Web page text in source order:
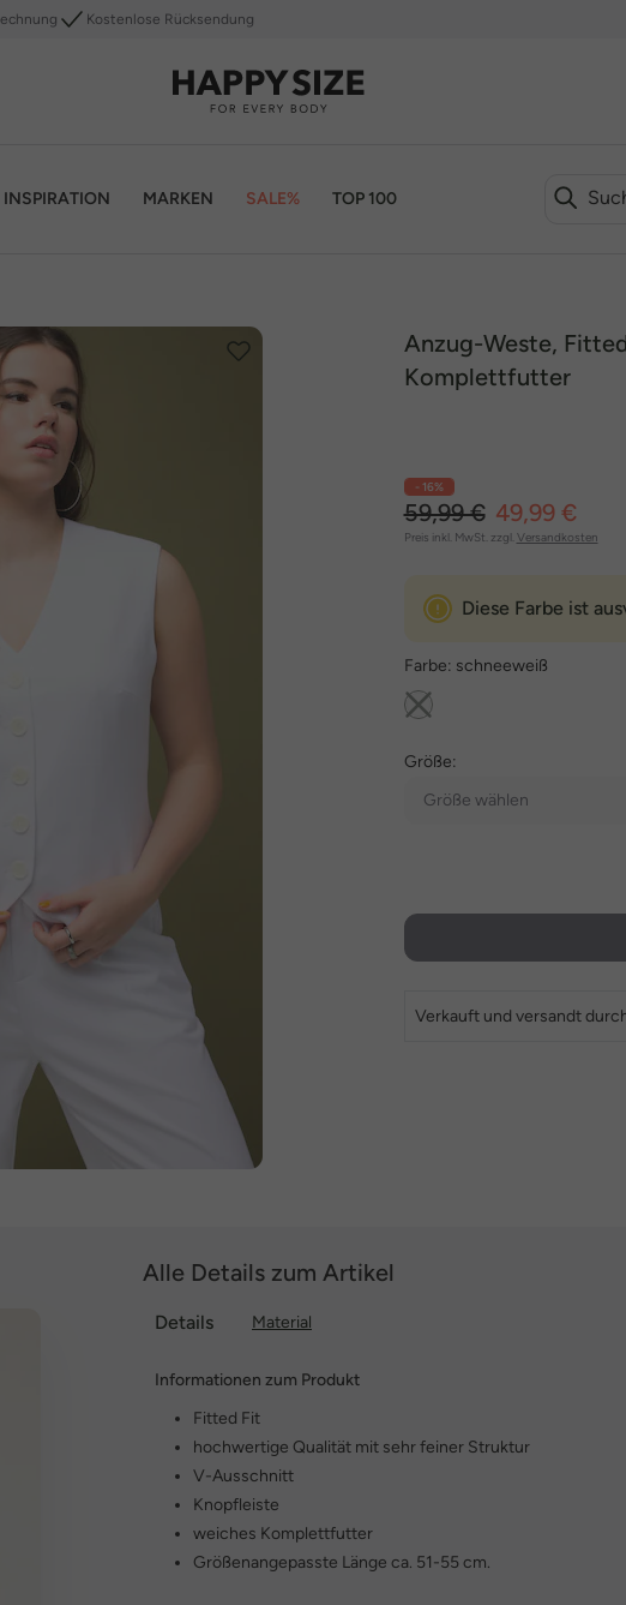
Kostenlose Rücksendung
INSPIRATION MARKEN SALE% TOP 100
Anzug-Weste,
Komplettfutter
- 16%
59,99 € 49,99 €
Preis inkl. MwSt. zzgl. Versandkosten
Diese Farbe ist
Farbe: schneeweiß
Größe:
Größe wählen
Verkauft und versandt
Alle Details zum Artikel
Details Material
Informationen zum Produkt
Fitted Fit
hochwertige Qualität mit sehr feiner Struktur
V-Ausschnitt
Knopfleiste
weiches Komplettfutter
Größenangepasste Länge ca. 51-55 cm.